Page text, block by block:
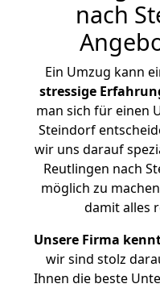
nach
Ein Umzug kann
stressige
man sich für einen
Steindorf
wir uns darauf
Reutlingen nach
möglich zu
damit alles
Unsere Firma
wir sind stolz
Ihnen die beste